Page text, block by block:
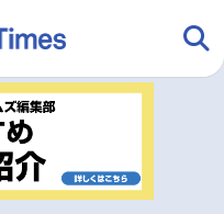
アニメ